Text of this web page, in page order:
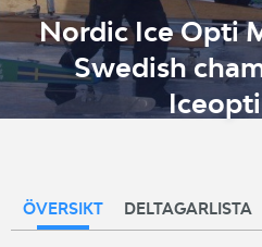
Nordic Ice Opti
Swedish
ÖVERSIKT DELTAGARLISTA